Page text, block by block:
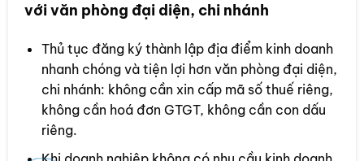
với văn phòng đại diện, chi nhánh
Thủ tục đăng ký thành lập địa điểm kinh doanh
nhanh chóng và tiện lợi hơn văn phòng đại diện,
chi nhánh: không cần xin cấp mã số thuế riêng,
không cần hoá đơn GTGT, không cần con dấu
riêng.